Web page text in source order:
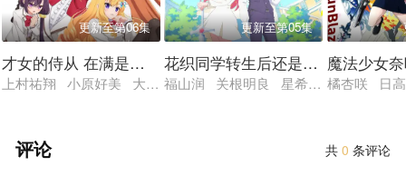
更新至第06集
才女的侍从 在满是高岭之花的贵族学校暗中照顾（毫无生
上村祐翔 小原好美 大西沙织 土屋李央 小清水亚美
更新至第05集
花织同学转生后还是想干架
福山润 关根明良 星希成奏 上田瞳
魔法少女
橘杏咲 日
共0 条评论
评论